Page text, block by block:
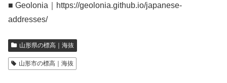
■ Geolonia｜https://geolonia.github.io/japanese-
addresses/
山形県の標高｜海抜
山形市の標高｜海抜